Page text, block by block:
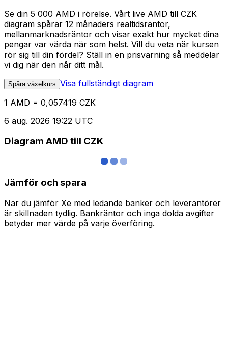
Se din 5 000 AMD i rörelse. Vårt live AMD till CZK
diagram spårar 12 månaders realtidsräntor,
mellanmarknadsräntor och visar exakt hur mycket dina
pengar var värda när som helst. Vill du veta när kursen
rör sig till din fördel? Ställ in en prisvarning så meddelar
vi dig när den når ditt mål.
Spåra växelkurs Visa fullständigt diagram
1 AMD = 0,057419 CZK
6 aug. 2026 19:22 UTC
Diagram AMD till CZK
Jämför och spara
När du jämför Xe med ledande banker och leverantörer
är skillnaden tydlig. Bankräntor och inga dolda avgifter
betyder mer värde på varje överföring.